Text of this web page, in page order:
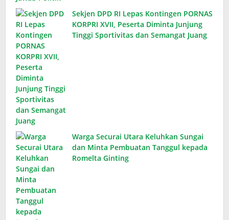
Sekjen DPD RI Lepas Kontingen PORNAS
KORPRI XVII, Peserta Diminta Junjung
Tinggi Sportivitas dan Semangat Juang
Warga Securai Utara Keluhkan Sungai
dan Minta Pembuatan Tanggul kepada
Romelta Ginting